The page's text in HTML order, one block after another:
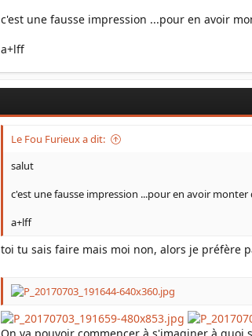
c'est une fausse impression ...pour en avoir
a+lff
Le Fou Furieux a dit:
salut
c'est une fausse impression ...pour en avoir monter
a+lff
toi tu sais faire mais moi non, alors je préfère